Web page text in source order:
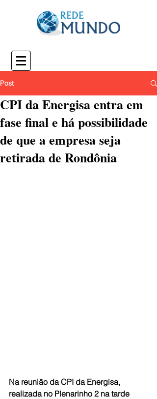
Post
CPI da Energisa entra em
fase final e há possibilidade
de que a empresa seja
retirada de Rondônia
Na reunião da CPI da Energisa,
realizada no Plenarinho 2 na tarde